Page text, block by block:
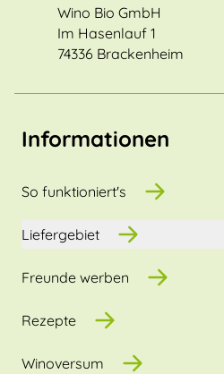
Wino Bio GmbH
Im Hasenlauf 1
74336 Brackenheim
Informationen
So funktioniert's
Liefergebiet
Freunde werben
Rezepte
Winoversum